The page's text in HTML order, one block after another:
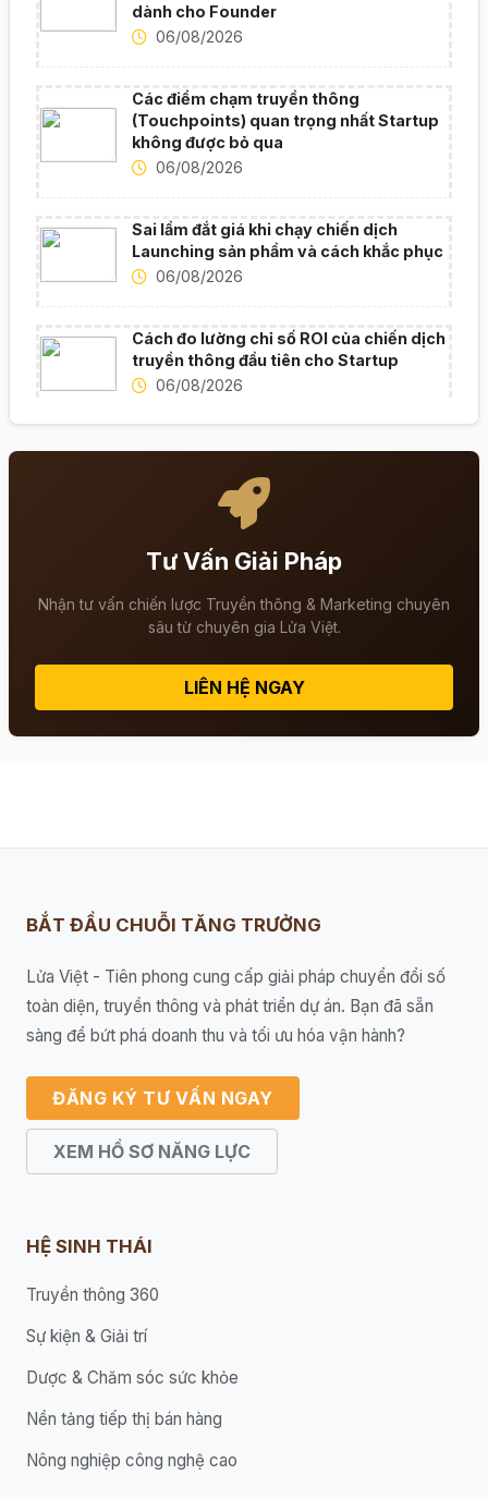
dành cho Founder
06/08/2026
Các điểm chạm truyền thông
(Touchpoints) quan trọng nhất Startup
không được bỏ qua
06/08/2026
Sai lầm đắt giá khi chạy chiến dịch
Launching sản phẩm và cách khắc phục
06/08/2026
Cách đo lường chỉ số ROI của chiến dịch
truyền thông đầu tiên cho Startup
06/08/2026
Tư Vấn Giải Pháp
Nhận tư vấn chiến lược Truyền thông & Marketing chuyên
sâu từ chuyên gia Lửa Việt.
LIÊN HỆ NGAY
BẮT ĐẦU CHUỖI TĂNG TRƯỞNG
Lửa Việt - Tiên phong cung cấp giải pháp chuyển đổi số
toàn diện, truyền thông và phát triển dự án. Bạn đã sẵn
sàng để bứt phá doanh thu và tối ưu hóa vận hành?
ĐĂNG KÝ TƯ VẤN NGAY
XEM HỒ SƠ NĂNG LỰC
HỆ SINH THÁI
Truyền thông 360
Sự kiện & Giải trí
Dược & Chăm sóc sức khỏe
Nền tảng tiếp thị bán hàng
Nông nghiệp công nghệ cao